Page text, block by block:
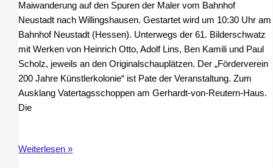
Maiwanderung auf den Spuren der Maler vom Bahnhof
Neustadt nach Willingshausen. Gestartet wird um 10:30 Uhr am
Bahnhof Neustadt (Hessen). Unterwegs der 61. Bilderschwatz
mit Werken von Heinrich Otto, Adolf Lins, Ben Kamili und Paul
Scholz, jeweils an den Originalschauplätzen. Der „Förderverein
200 Jahre Künstlerkolonie“ ist Pate der Veranstaltung. Zum
Ausklang Vatertagsschoppen am Gerhardt-von-Reutern-Haus.
Die
61.
Weiterlesen »